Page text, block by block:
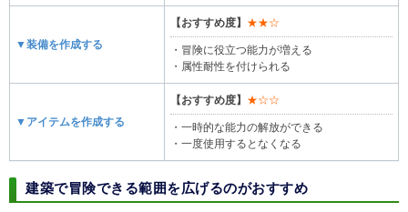
▼装備を作成する
【おすすめ度】 ★★☆
・冒険に役立つ能力が増える
・属性耐性を付けられる
▼アイテムを作成する
【おすすめ度】 ★☆☆
・一時的な能力の解放ができる
・一度使用するとなくなる
建築で冒険できる範囲を広げるのがおすすめ